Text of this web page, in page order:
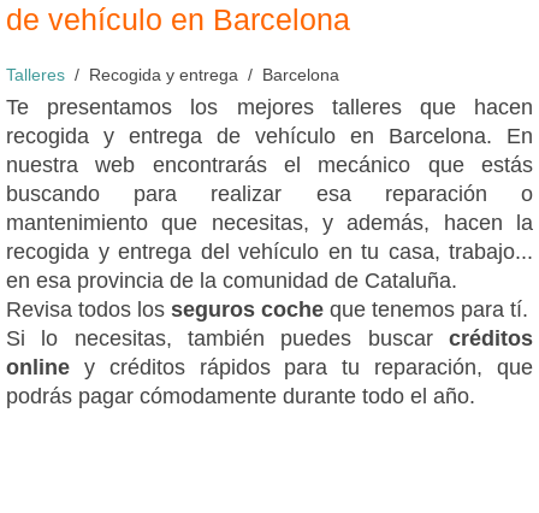
de vehículo en Barcelona
Talleres Recogida y entrega Barcelona
Te presentamos los mejores talleres que hacen
recogida y entrega de vehículo en Barcelona. En
nuestra web encontrarás el mecánico que estás
buscando para realizar esa reparación o
mantenimiento que necesitas, y además, hacen la
recogida y entrega del vehículo en tu casa, trabajo...
en esa provincia de la comunidad de Cataluña.
Revisa todos los seguros coche que tenemos para tí.
Si lo necesitas, también puedes buscar créditos
online y créditos rápidos para tu reparación, que
podrás pagar cómodamente durante todo el año.